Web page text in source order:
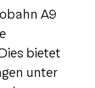
A9
bietet
unter